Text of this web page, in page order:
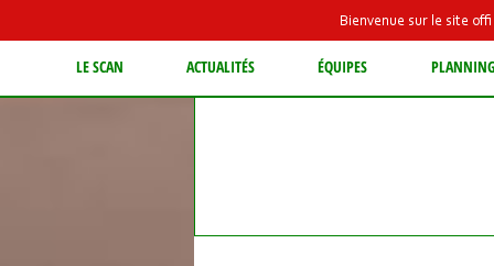
Bienvenue sur le site
LE SCAN ACTUALITÉS ÉQUIPES